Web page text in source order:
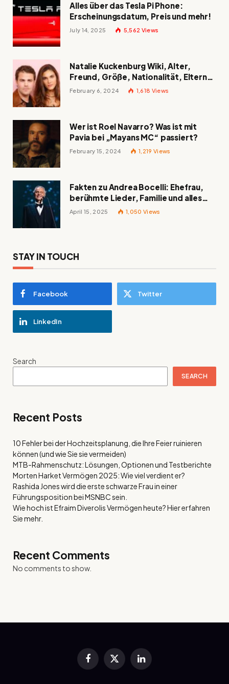
Alles über das Tesla Pi Phone:
Erscheinungsdatum, Preis und mehr!
July 14, 2025 5,562 Views
Natalie Kuckenburg Wiki, Alter,
Freund, Größe, Nationalität, Eltern
und mehr
February 6, 2024 1,618 Views
Wer ist Roel Navarro? Was ist mit
Pavia bei „Mayans MC“ passiert?
February 15, 2024 1,219 Views
Fakten zu Andrea Bocelli: Ehefrau,
berühmte Lieder, Familie und alles
Wissenswerte über den italienischen
April 15, 2025 1,050 Views
STAY IN TOUCH
Facebook Twitter
LinkedIn
Search
SEARCH
Recent Posts
10 Fehler bei der Hochzeitsplanung, die Ihre Feier ruinieren
können (und wie Sie sie vermeiden)
MTB-Rahmenschutz: Lösungen, Optionen und Testberichte
Morten Harket Vermögen 2025: Wie viel verdient er?
Rashida Jones wird die erste schwarze Frau in einer
Führungsposition bei MSNBC sein.
Wie hoch ist Efraim Diverolis Vermögen heute? Hier erfahren
Sie mehr.
Recent Comments
No comments to show.
Facebook
X
(Twitter)
LinkedIn